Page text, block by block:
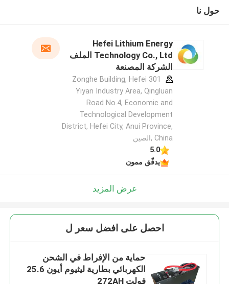
حول نا
Hefei Lithium Energy
Technology Co., Ltd الملف
الشركة المصنعة
301 Zonghe Building, Hefei
Yiyan Industry Area, Qingluan
Road No.4, Economic and
Technological Development
District, Hefei City, Anui Province,
China ,الصين
5.0
يدقّق ممون
عرض المزيد
احصل على افضل سعر ل
حماية من الإفراط في الشحن
الكهربائي بطارية ليثيوم أيون 25.6
فولت 272AH